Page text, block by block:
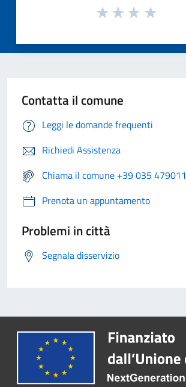
Contatta il comune
Leggi le domande frequenti
Richiedi Assistenza
Chiama il comune +39 035 479011
Prenota un appuntamento
Problemi in città
Segnala disservizio